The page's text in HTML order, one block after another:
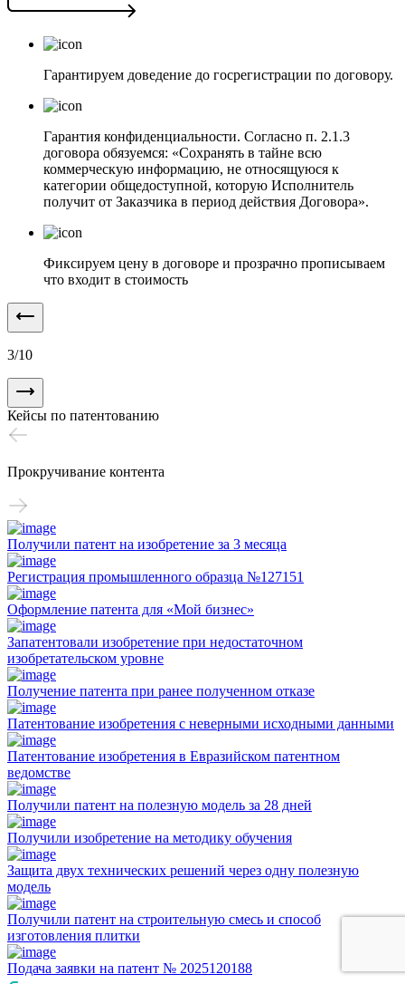
Гарантируем доведение до госрегистрации по договору.
Гарантия конфиденциальности. Согласно п. 2.1.3
договора обязуемся: «Сохранять в тайне всю
коммерческую информацию, не относящуюся к
категории общедоступной, которую Исполнитель
получит от Заказчика в период действия Договора».
Фиксируем цену в договоре и прозрачно прописываем
что входит в стоимость
3/10
Кейсы по патентованию
Прокручивание контента
Получили патент на изобретение за 3 месяца
Регистрация промышленного образца №127151
Оформление патента для «Мой бизнес»
Запатентовали изобретение при недостаточном
изобретательском уровне
Получение патента при ранее полученном отказе
Патентование изобретения с неверными исходными данными
Патентование изобретения в Евразийском патентном
ведомстве
Получили патент на полезную модель за 28 дней
Получили изобретение на методику обучения
Защита двух технических решений через одну полезную
модель
Получили патент на строительную смесь и способ
изготовления плитки
Подача заявки на патент № 2025120188